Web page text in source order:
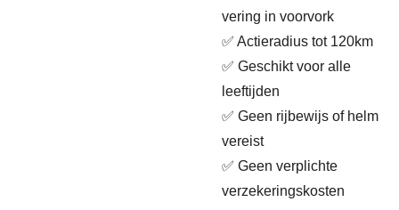
vering in voorvork
✅ Actieradius tot 120km
✅ Geschikt voor alle
leeftijden
✅ Geen rijbewijs of helm
vereist
✅ Geen verplichte
verzekeringskosten